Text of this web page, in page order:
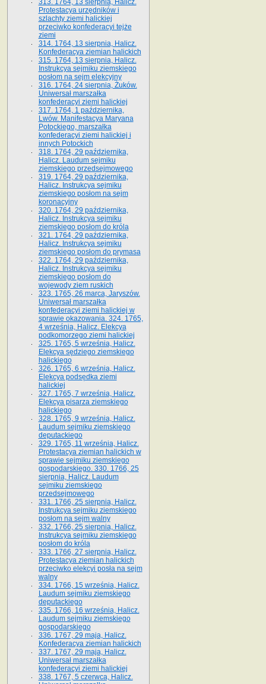
313. 1764, 13 sierpnia, Halicz.
Protestacya urzędników i
szlachty ziemi halickiej
przeciwko konfederacyi tejże
ziemi
314. 1764, 13 sierpnia, Halicz.
Konfederacya ziemian halickich
315. 1764, 13 sierpnia, Halicz.
Instrukcya sejmiku ziemskiego
posłom na sejm elekcyjny
316. 1764, 24 sierpnia, Żuków.
Uniwersał marszałka
konfederacyi ziemi halickiej
317. 1764, 1 października,
Lwów. Manifestacya Maryana
Potockiego, marszałka
konfederacyi ziemi halickiej i
innych Potockich
318. 1764, 29 października,
Halicz. Laudum sejmiku
ziemskiego przedsejmowego
319. 1764, 29 października,
Halicz. Instrukcya sejmiku
ziemskiego posłom na sejm
koronacyjny
320. 1764, 29 października,
Halicz. Instrukcya sejmiku
ziemskiego posłom do króla
321. 1764, 29 października,
Halicz. Instrukcya sejmiku
ziemskiego posłom do prymasa
322. 1764, 29 października,
Halicz. Instrukcya sejmiku
ziemskiego posłom do
wojewody ziem ruskich
323. 1765, 26 marca, Jaryszów.
Uniwersał marszałka
konfederacyi ziemi halickiej w
sprawie okazowania. 324. 1765,
4 września, Halicz. Elekcya
podkomorzego ziemi halickiej
325. 1765, 5 września, Halicz.
Elekcya sędziego ziemskiego
halickiego
326. 1765, 6 września, Halicz.
Elekcya podsędka ziemi
halickiej
327. 1765, 7 września, Halicz.
Elekcya pisarza ziemskiego
halickiego
328. 1765, 9 września, Halicz.
Laudum sejmiku ziemskiego
deputackiego
329. 1765, 11 września, Halicz.
Protestacya ziemian halickich w
sprawie sejmiku ziemskiego
gospodarskiego. 330. 1766, 25
sierpnia, Halicz. Laudum
sejmiku ziemskiego
przedsejmowego
331. 1766, 25 sierpnia, Halicz.
Instrukcya sejmiku ziemskiego
posłom na sejm walny
332. 1766, 25 sierpnia, Halicz.
Instrukcya sejmiku ziemskiego
posłom do króla
333. 1766, 27 sierpnia, Halicz.
Protestacya ziemian halickich
przeciwko elekcyi posła na sejm
walny
334. 1766, 15 września, Halicz.
Laudum sejmiku ziemskiego
deputackiego
335. 1766, 16 września, Halicz.
Laudum sejmiku ziemskiego
gospodarskiego
336. 1767, 29 maja, Halicz.
Konfederacya ziemian halickich
337. 1767, 29 maja, Halicz.
Uniwersał marszałka
konfederacyi ziemi halickiej
338. 1767, 5 czerwca, Halicz.